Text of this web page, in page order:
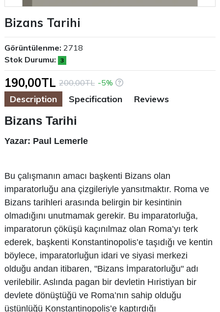
Bizans Tarihi
Description Specification Reviews
Bizans Tarihi
Yazar: Paul Lemerle
Bu çalışmanın amacı başkenti Bizans olan
imparatorluğu ana çizgileriyle yansıtmaktır. Roma ve
Bizans tarihleri arasında belirgin bir kesintinin
olmadığını unutmamak gerekir. Bu imparatorluğa,
imparatorun çöküşü kaçınılmaz olan Roma’yı terk
ederek, başkenti Konstantinopolis’e taşıdığı ve kentin
böylece, imparatorluğun idari ve siyasi merkezi
olduğu andan itibaren, "Bizans İmparatorluğu" adı
verilebilir. Aslında pagan bir devletin Hıristiyan bir
devlete dönüştüğü ve Roma’nın sahip olduğu
üstünlüğü Konstantinopolis’e kaptırdığı
Görüntülenme: 2718
Stok Durumu:
3
190,00TL 200,00TL -5%